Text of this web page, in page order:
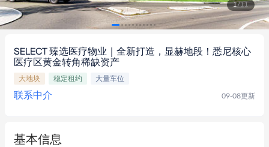
1/11
SELECT 臻选医疗物业｜全新打造，显赫地段！悉尼核心
医疗区黄金转角稀缺资产
大地块 稳定租约 大量车位
联系中介 09-08更新
基本信息